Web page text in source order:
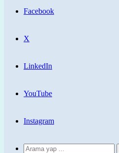
Facebook
X
LinkedIn
YouTube
Instagram